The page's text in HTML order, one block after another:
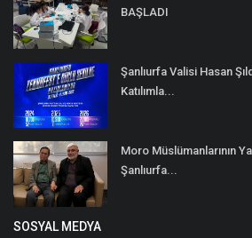
BAŞLADI
Şanlıurfa Valisi Hasan
Katılımla...
Moro Müslümanlarının
Şanlıurfa...
SOSYAL MEDYA